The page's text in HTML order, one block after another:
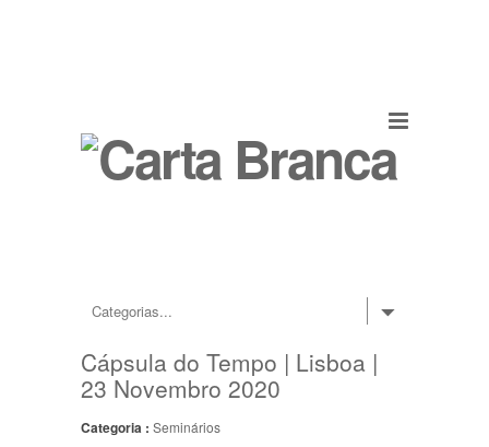
Cápsula do Tempo | Lisboa |
23 Novembro 2020
Categoria : Seminários